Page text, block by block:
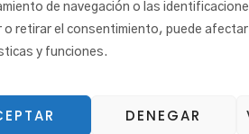
de navegación o las
o retirar el consentimiento, puede
y funciones.
DENEGAR